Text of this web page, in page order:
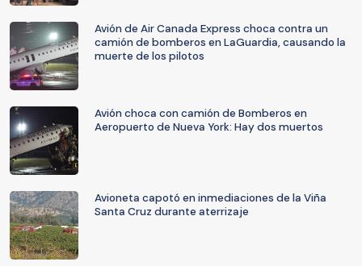
Avión de Air Canada Express choca contra un
camión de bomberos en LaGuardia, causando la
muerte de los pilotos
Avión choca con camión de Bomberos en
Aeropuerto de Nueva York: Hay dos muertos
Avioneta capotó en inmediaciones de la Viña
Santa Cruz durante aterrizaje